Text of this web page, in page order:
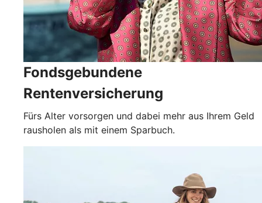
Fondsgebundene
Rentenversicherung
Fürs Alter vorsorgen und dabei mehr aus Ihrem Geld
rausholen als mit einem Sparbuch.